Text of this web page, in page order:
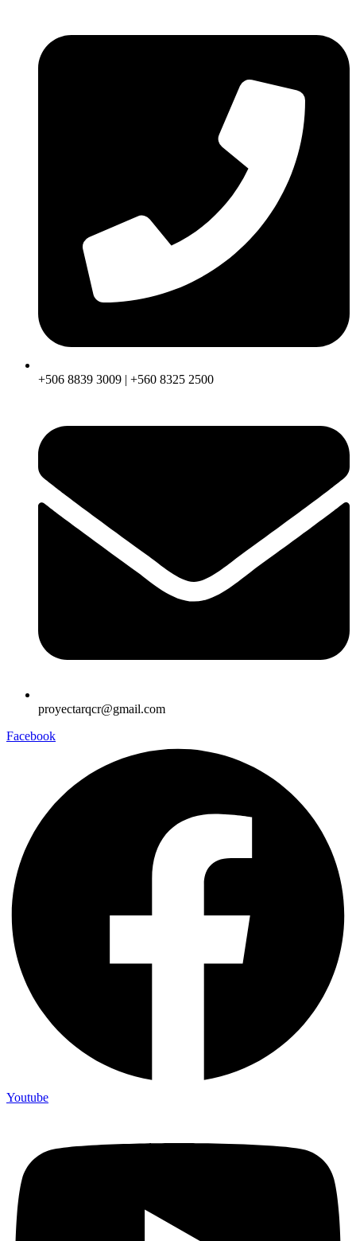
contenido
+506 8839 3009 | +560 8325 2500
proyectarqcr@gmail.com
Facebook
Youtube